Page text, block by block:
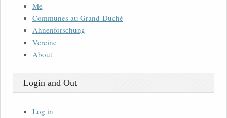
Me
Communes au Grand-Duché
Ahnenforschung
Vereine
About
Login and Out
Log in